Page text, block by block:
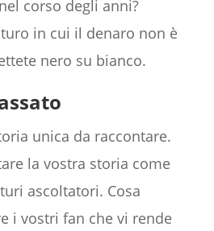
corso degli anni?
in cui il denaro non è
nero su bianco.
unica da raccontare.
la vostra storia come
ascoltatori. Cosa
i vostri fan che vi rende